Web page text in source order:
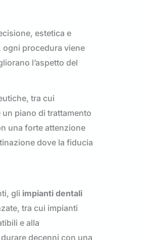
estetica e
ogni procedura viene
l’aspetto del
tra cui
piano di trattamento
una forte attenzione
dove la fiducia
gli impianti dentali
tra cui impianti
e alla
decenni con una